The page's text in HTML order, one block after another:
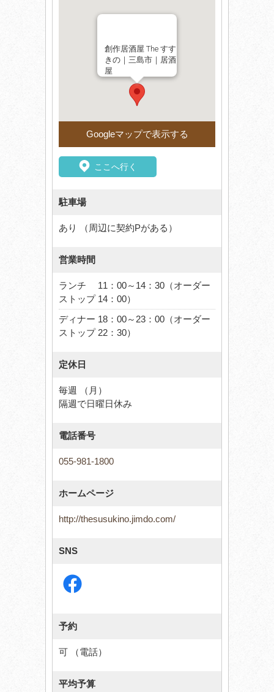
創作居酒屋 The すす
きの｜三島市｜居酒
屋
Googleマップで表示する
ここへ行く
駐車場
あり （周辺に契約Pがある）
営業時間
ランチ 11：00～14：30（オーダー
ストップ 14：00）
ディナー 18：00～23：00（オーダー
ストップ 22：30）
定休日
毎週 （月）
隔週で日曜日休み
電話番号
055-981-1800
ホームページ
http://thesusukino.jimdo.com/
SNS
予約
可 （電話）
平均予算